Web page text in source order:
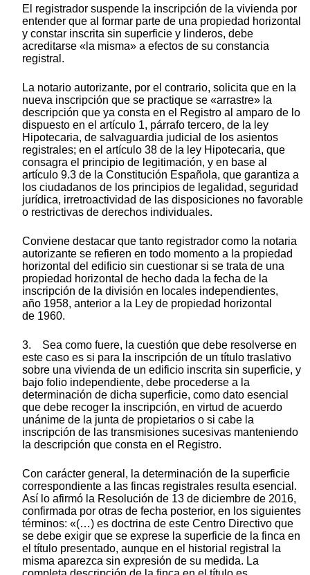
El registrador suspende la inscripción de la vivienda por
entender que al formar parte de una propiedad horizontal
y constar inscrita sin superficie y linderos, debe
acreditarse «la misma» a efectos de su constancia
registral.
La notario autorizante, por el contrario, solicita que en la
nueva inscripción que se practique se «arrastre» la
descripción que ya consta en el Registro al amparo de lo
dispuesto en el artículo 1, párrafo tercero, de la ley
Hipotecaria, de salvaguardia judicial de los asientos
registrales; en el artículo 38 de la ley Hipotecaria, que
consagra el principio de legitimación, y en base al
artículo 9.3 de la Constitución Española, que garantiza a
los ciudadanos de los principios de legalidad, seguridad
jurídica, irretroactividad de las disposiciones no favorable
o restrictivas de derechos individuales.
Conviene destacar que tanto registrador como la notaria
autorizante se refieren en todo momento a la propiedad
horizontal del edificio sin cuestionar si se trata de una
propiedad horizontal de hecho dada la fecha de la
inscripción de la división en locales independientes,
año 1958, anterior a la Ley de propiedad horizontal
de 1960.
3. Sea como fuere, la cuestión que debe resolverse en
este caso es si para la inscripción de un título traslativo
sobre una vivienda de un edificio inscrita sin superficie, y
bajo folio independiente, debe procederse a la
determinación de dicha superficie, como dato esencial
que debe recoger la inscripción, en virtud de acuerdo
unánime de la junta de propietarios o si cabe la
inscripción de las transmisiones sucesivas manteniendo
la descripción que consta en el Registro.
Con carácter general, la determinación de la superficie
correspondiente a las fincas registrales resulta esencial.
Así lo afirmó la Resolución de 13 de diciembre de 2016,
confirmada por otras de fecha posterior, en los siguientes
términos: «(…) es doctrina de este Centro Directivo que
se debe exigir que se exprese la superficie de la finca en
el título presentado, aunque en el historial registral la
misma aparezca sin expresión de su medida. La